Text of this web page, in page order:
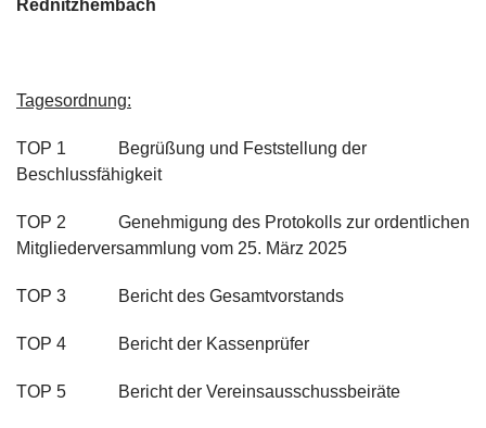
Rednitzhembach
Tagesordnung:
TOP 1 Begrüßung und Feststellung der
Beschlussfähigkeit
TOP 2 Genehmigung des Protokolls zur ordentlichen
Mitgliederversammlung vom 25. März 2025
TOP 3 Bericht des Gesamtvorstands
TOP 4 Bericht der Kassenprüfer
TOP 5 Bericht der Vereinsausschussbeiräte